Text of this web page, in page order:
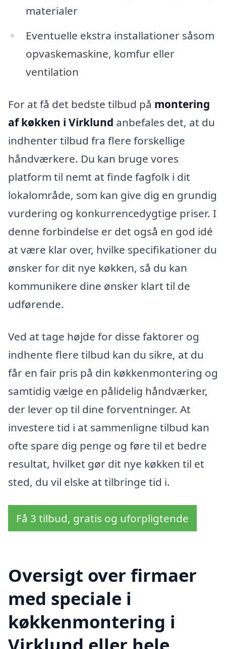
materialer
Eventuelle ekstra installationer såsom
opvaskemaskine, komfur eller
ventilation
For at få det bedste tilbud på montering
af køkken i Virklund anbefales det, at du
indhenter tilbud fra flere forskellige
håndværkere. Du kan bruge vores
platform til nemt at finde fagfolk i dit
lokalområde, som kan give dig en grundig
vurdering og konkurrencedygtige priser. I
denne forbindelse er det også en god idé
at være klar over, hvilke specifikationer du
ønsker for dit nye køkken, så du kan
kommunikere dine ønsker klart til de
udførende.
Ved at tage højde for disse faktorer og
indhente flere tilbud kan du sikre, at du
får en fair pris på din køkkenmontering og
samtidig vælge en pålidelig håndværker,
der lever op til dine forventninger. At
investere tid i at sammenligne tilbud kan
ofte spare dig penge og føre til et bedre
resultat, hvilket gør dit nye køkken til et
sted, du vil elske at tilbringe tid i.
Få 3 tilbud, gratis og uforpligtende
Oversigt over firmaer
med speciale i
køkkenmontering i